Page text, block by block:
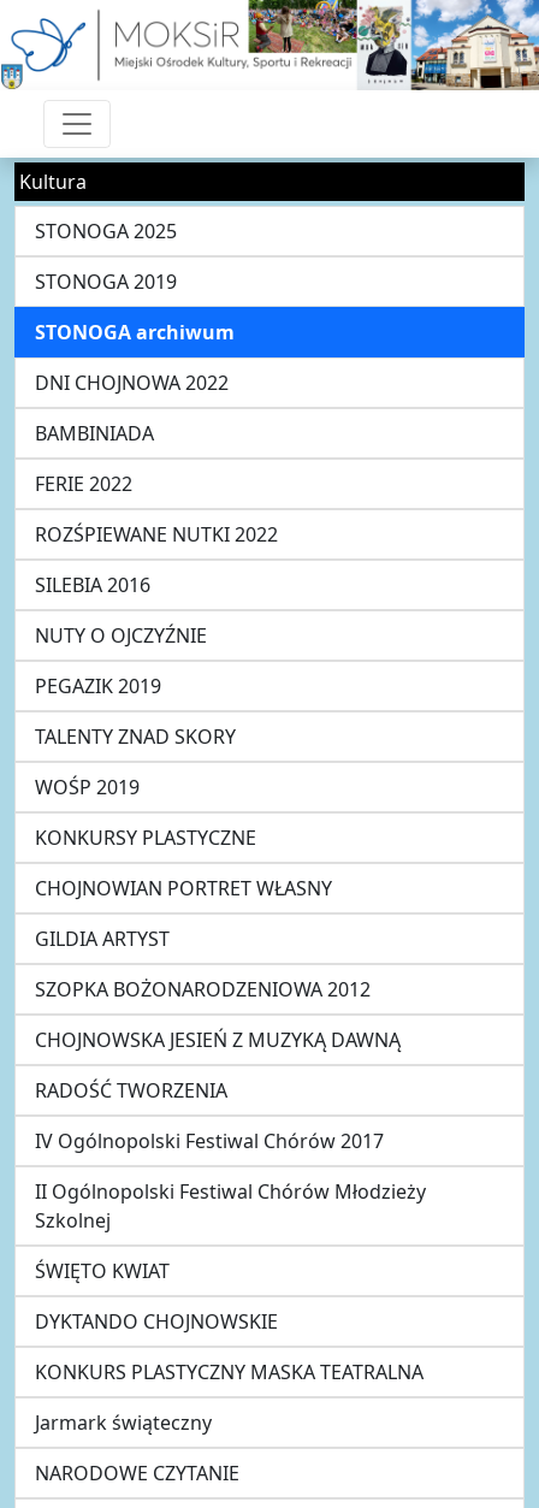
Kultura
STONOGA 2025
STONOGA 2019
STONOGA archiwum
DNI CHOJNOWA 2022
BAMBINIADA
FERIE 2022
ROZŚPIEWANE NUTKI 2022
SILEBIA 2016
NUTY O OJCZYŹNIE
PEGAZIK 2019
TALENTY ZNAD SKORY
WOŚP 2019
KONKURSY PLASTYCZNE
CHOJNOWIAN PORTRET WŁASNY
GILDIA ARTYST
SZOPKA BOŻONARODZENIOWA 2012
CHOJNOWSKA JESIEŃ Z MUZYKĄ DAWNĄ
RADOŚĆ TWORZENIA
IV Ogólnopolski Festiwal Chórów 2017
II Ogólnopolski Festiwal Chórów Młodzieży
Szkolnej
ŚWIĘTO KWIAT
DYKTANDO CHOJNOWSKIE
KONKURS PLASTYCZNY MASKA TEATRALNA
Jarmark świąteczny
NARODOWE CZYTANIE